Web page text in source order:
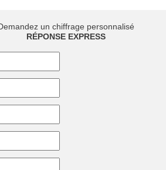
rapide et personnalisé, n'hésitez pas à nous
des produits personnalisés. Nous avons
de marque
:
CM
un chiffrage personnalisé
RÉPONSE EXPRESS